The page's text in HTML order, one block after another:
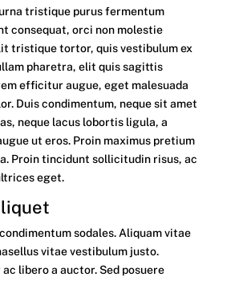
tristique purus fermentum
consequat, orci non molestie
tristique tortor, quis vestibulum ex
pharetra, elit quis sagittis
efficitur augue, eget malesuada
Duis condimentum, neque sit amet
neque lacus lobortis ligula, a
ut eros. Proin maximus pretium
Proin tincidunt sollicitudin risus, ac
eget.
sodales. Aliquam vitae
vitae vestibulum justo.
libero a auctor. Sed posuere